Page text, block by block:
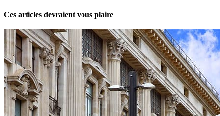
Ces articles devraient vous plaire